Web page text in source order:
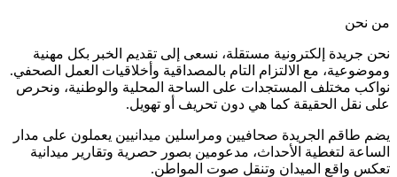
جريدة إلكترونية مستقلة، نسعى إلى تقديم الخبر بكل مهنية
مع الالتزام التام بالمصداقية وأخلاقيات العمل الصحفي.
مختلف المستجدات على الساحة المحلية والوطنية، ونحرص
نقل الحقيقة كما هي دون تحريف أو تهويل.
طاقم الجريدة صحافيين ومراسلين ميدانيين يعملون على مدار
لتغطية الأحداث، مدعومين بصور حصرية وتقارير ميدانية
واقع الميدان وتنقل صوت المواطن.